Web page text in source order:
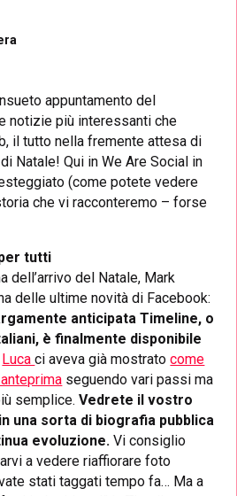
appuntamento del
notizie più interessanti che
il tutto nella fremente attesa di
Natale! Qui in We Are Social in
(come potete vedere
che vi racconteremo – forse
tutti
dell’arrivo del Natale, Mark
delle ultime novità di Facebook:
anticipata Timeline, o
è finalmente disponibile
Lucaci aveva già mostratocome
seguendo vari passi ma
semplice.Vedrete il vostro
una sorta di biografia pubblica
evoluzione. Vi consiglio
a vedere riaffiorare foto
stati taggati tempo fa… Ma a